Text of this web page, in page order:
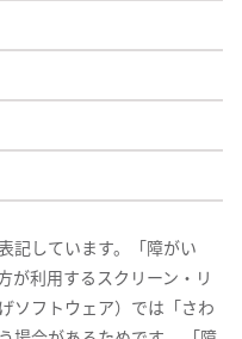
記しています。「障がい
が利用するスクリーン・リ
ソフトウェア）では「さわ